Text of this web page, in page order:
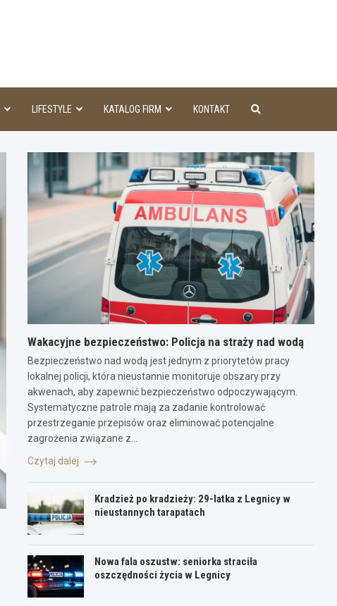
LIFESTYLE KATALOG FIRM KONTAKT
Wakacyjne bezpieczeństwo: Policja na straży nad wodą
Bezpieczeństwo nad wodą jest jednym z priorytetów pracy
lokalnej policji, która nieustannie monitoruje obszary przy
akwenach, aby zapewnić bezpieczeństwo odpoczywającym.
Systematyczne patrole mają za zadanie kontrolować
przestrzeganie przepisów oraz eliminować potencjalne
zagrożenia związane z…
Czytaj dalej
Kradzież po kradzieży: 29-latka z Legnicy w
nieustannych tarapatach
Nowa fala oszustw: seniorka straciła
oszczędności życia w Legnicy